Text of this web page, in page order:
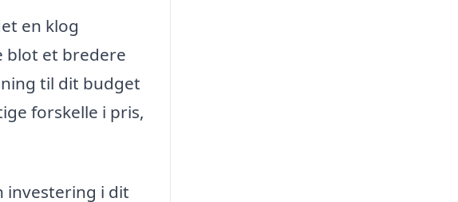
en klog
blot et bredere
til dit budget
forskelle i pris,
investering i dit